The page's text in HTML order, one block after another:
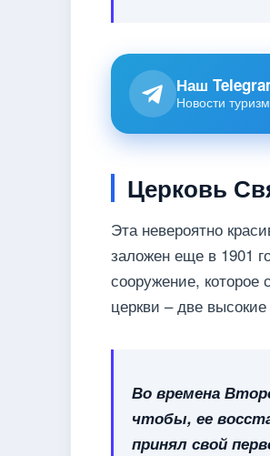
Наш
Новости
Церковь
Эта невероятно
заложен еще в 1901
сооружение, которое
церкви – две
Во времена
чтобы, ее
принял свой